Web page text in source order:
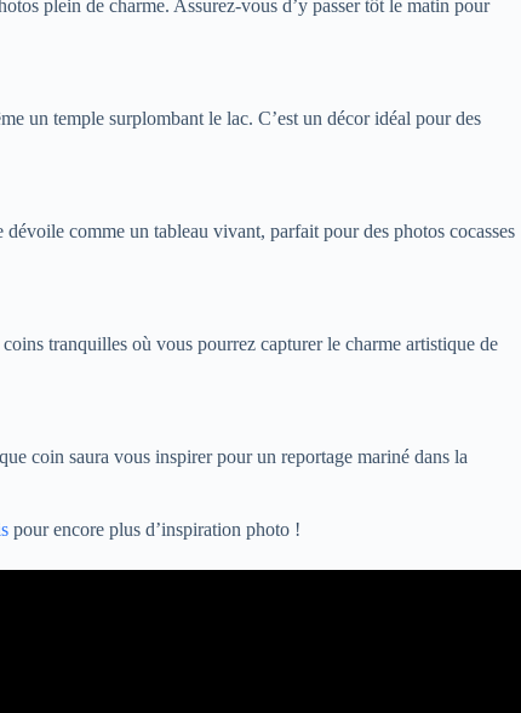
plein de charme. Assurez-vous d’y passer tôt le matin pour
un temple surplombant le lac. C’est un décor idéal pour des
dévoile comme un tableau vivant, parfait pour des photos cocasses
tranquilles où vous pourrez capturer le charme artistique de
coin saura vous inspirer pour un reportage mariné dans la
pour encore plus d’inspiration photo !